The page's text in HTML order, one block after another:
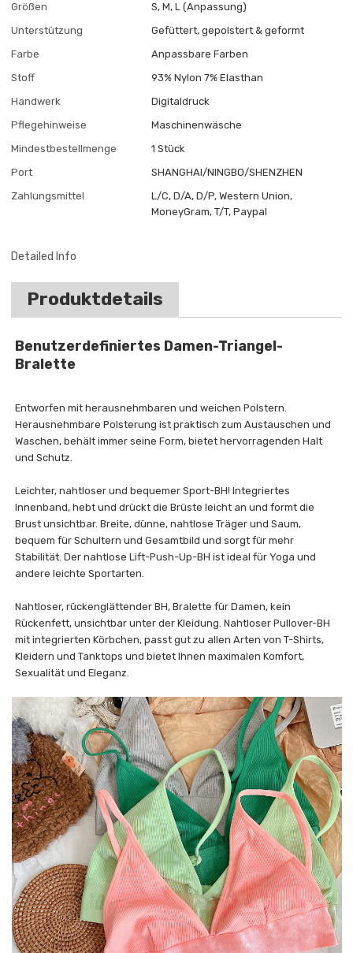
Größen
S, M, L (Anpassung)
Unterstützung
Gefüttert, gepolstert & geformt
Farbe
Anpassbare Farben
Stoff
93% Nylon 7% Elasthan
Handwerk
Digitaldruck
Pflegehinweise
Maschinenwäsche
Mindestbestellmenge
1 Stück
Port
SHANGHAI/NINGBO/SHENZHEN
Zahlungsmittel
L/C, D/A, D/P, Western Union,
MoneyGram, T/T, Paypal
Detailed Info
Produktdetails
Benutzerdefiniertes Damen-Triangel-
Bralette
Entworfen mit herausnehmbaren und weichen Polstern.
Herausnehmbare Polsterung ist praktisch zum Austauschen und
Waschen, behält immer seine Form, bietet hervorragenden Halt
und Schutz.
Leichter, nahtloser und bequemer Sport-BH! Integriertes
Innenband, hebt und drückt die Brüste leicht an und formt die
Brust unsichtbar. Breite, dünne, nahtlose Träger und Saum,
bequem für Schultern und Gesamtbild und sorgt für mehr
Stabilität. Der nahtlose Lift-Push-Up-BH ist ideal für Yoga und
andere leichte Sportarten.
Nahtloser, rückenglättender BH, Bralette für Damen, kein
Rückenfett, unsichtbar unter der Kleidung. Nahtloser Pullover-BH
mit integrierten Körbchen, passt gut zu allen Arten von T-Shirts,
Kleidern und Tanktops und bietet Ihnen maximalen Komfort,
Sexualität und Eleganz.